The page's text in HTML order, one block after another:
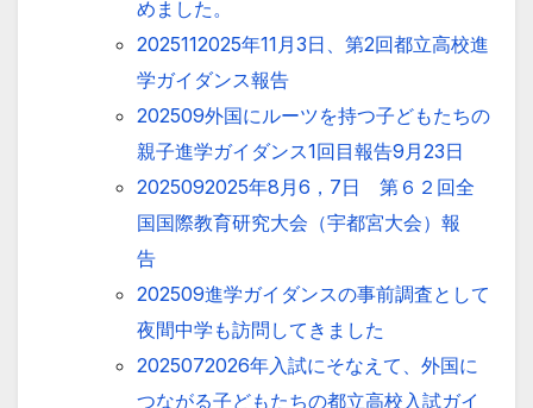
めました。
2025112025年11月3日、第2回都立高校進
学ガイダンス報告
202509外国にルーツを持つ子どもたちの
親子進学ガイダンス1回目報告9月23日
2025092025年8月6，7日 第６２回全
国国際教育研究大会（宇都宮大会）報
告
202509進学ガイダンスの事前調査として
夜間中学も訪問してきました
2025072026年入試にそなえて、外国に
つながる子どもたちの都立高校入試ガイ